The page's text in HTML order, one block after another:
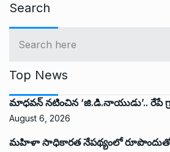
Search
Top News
మాధవన్ నటించిన ‘జి.డి.నాయుడు’.. రేపే
August 6, 2026
మహిళా సాధికారత నేపథ్యంలో